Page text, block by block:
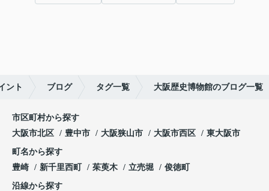
ント ブログ タグ一覧 大阪歴史博物館のブログ一覧
市区町村から探す
大阪市北区
豊中市 大阪狭山市 大阪市西区 東大阪市
町名から探す
豊崎
新千里西町 茱萸木 立売堀 俊徳町
沿線から探す